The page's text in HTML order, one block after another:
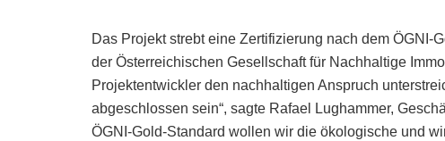
Das Projekt strebt eine Zertifizierung nach dem ÖGNI-
der Österreichischen Gesellschaft für Nachhaltige
Projektentwickler den nachhaltigen Anspruch
abgeschlossen sein“, sagte Rafael Lughammer,
ÖGNI-Gold-Standard wollen wir die ökologische und